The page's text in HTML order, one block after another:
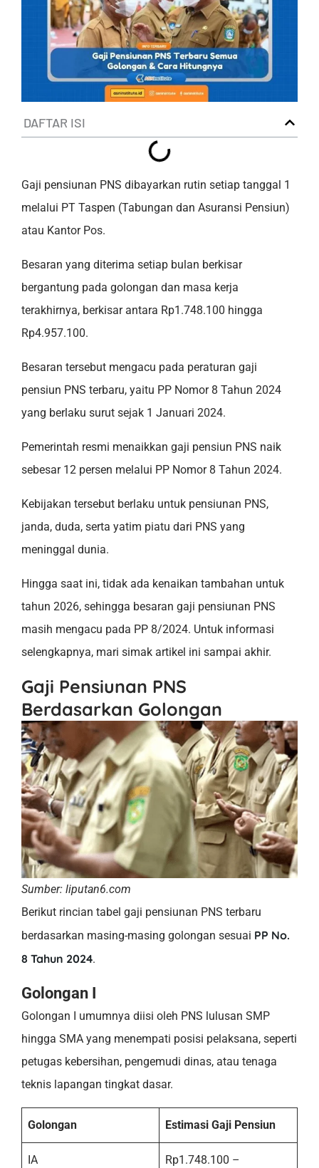
DAFTAR ISI
Gaji pensiunan PNS dibayarkan rutin setiap tanggal 1
melalui PT Taspen (Tabungan dan Asuransi Pensiun)
atau Kantor Pos.
Besaran yang diterima setiap bulan berkisar
bergantung pada golongan dan masa kerja
terakhirnya, berkisar antara Rp1.748.100 hingga
Rp4.957.100.
Besaran tersebut mengacu pada peraturan gaji
pensiun PNS terbaru, yaitu PP Nomor 8 Tahun 2024
yang berlaku surut sejak 1 Januari 2024.
Pemerintah resmi menaikkan gaji pensiun PNS naik
sebesar 12 persen melalui PP Nomor 8 Tahun 2024.
Kebijakan tersebut berlaku untuk pensiunan PNS,
janda, duda, serta yatim piatu dari PNS yang
meninggal dunia.
Hingga saat ini, tidak ada kenaikan tambahan untuk
tahun 2026, sehingga besaran gaji pensiunan PNS
masih mengacu pada PP 8/2024. Untuk informasi
selengkapnya, mari simak artikel ini sampai akhir.
Gaji Pensiunan PNS
Berdasarkan Golongan
Sumber: liputan6.com
Berikut rincian tabel gaji pensiunan PNS terbaru
berdasarkan masing-masing golongan sesuai PP No.
8 Tahun 2024.
Golongan I
Golongan I umumnya diisi oleh PNS lulusan SMP
hingga SMA yang menempati posisi pelaksana, seperti
petugas kebersihan, pengemudi dinas, atau tenaga
teknis lapangan tingkat dasar.
Golongan Estimasi Gaji Pensiun
IA
Rp1.748.100 –